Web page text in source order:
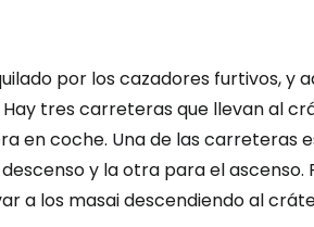
por los cazadores furtivos, y
tres carreteras que llevan al
en coche. Una de las carreteras
y la otra para el ascenso.
a los masai descendiendo al
en